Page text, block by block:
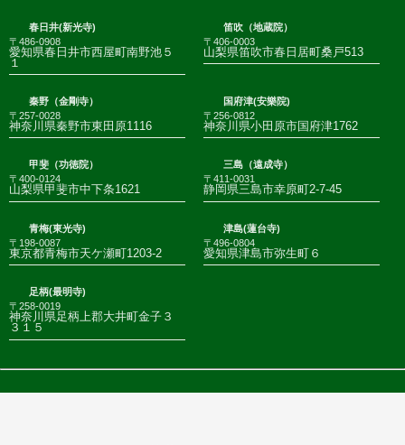
春日井(新光寺)
〒486-0908
愛知県春日井市西屋町南野池５
１
笛吹（地蔵院）
〒406-0003
山梨県笛吹市春日居町桑戸513
秦野（金剛寺）
〒257-0028
神奈川県秦野市東田原1116
国府津(安樂院)
〒256-0812
神奈川県小田原市国府津1762
甲斐（功徳院）
〒400-0124
山梨県甲斐市中下条1621
三島（遠成寺）
〒411-0031
静岡県三島市幸原町2-7-45
青梅(東光寺)
〒198-0087
東京都青梅市天ケ瀬町1203-2
津島(蓮台寺)
〒496-0804
愛知県津島市弥生町６
足柄(最明寺)
〒258-0019
神奈川県足柄上郡大井町金子３
３１５